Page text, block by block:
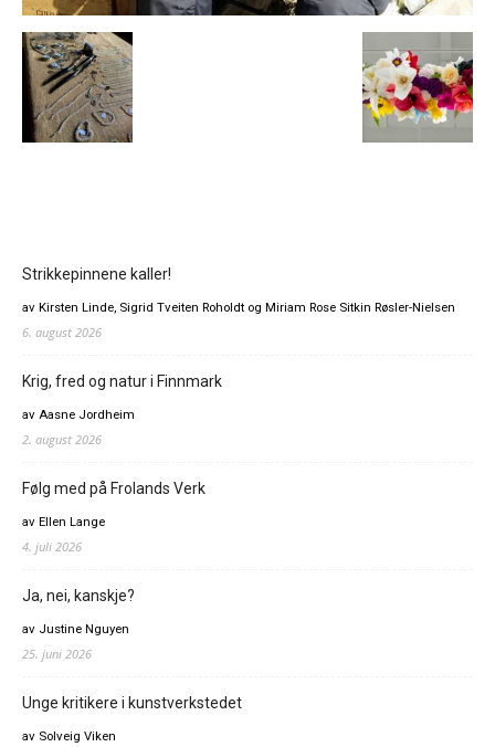
Strikkepinnene kaller!
av Kirsten Linde, Sigrid Tveiten Roholdt og Miriam Rose Sitkin Røsler-Nielsen
6. august 2026
Krig, fred og natur i Finnmark
av Aasne Jordheim
2. august 2026
Følg med på Frolands Verk
av Ellen Lange
4. juli 2026
Ja, nei, kanskje?
av Justine Nguyen
25. juni 2026
Unge kritikere i kunstverkstedet
av Solveig Viken